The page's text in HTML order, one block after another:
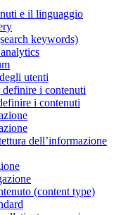
e il linguaggio
keywords)
utenti
definire i contenuti
i contenuti
dell’informazione
(content type)